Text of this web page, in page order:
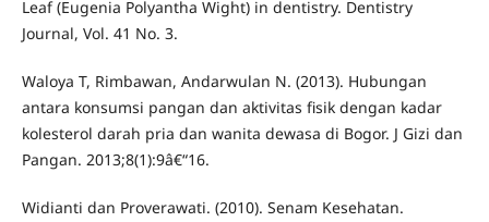
Leaf (Eugenia Polyantha Wight) in dentistry. Dentistry
Journal, Vol. 41 No. 3.
Waloya T, Rimbawan, Andarwulan N. (2013). Hubungan
antara konsumsi pangan dan aktivitas fisik dengan kadar
kolesterol darah pria dan wanita dewasa di Bogor. J Gizi dan
Pangan. 2013;8(1):9â€“16.
Widianti dan Proverawati. (2010). Senam Kesehatan.